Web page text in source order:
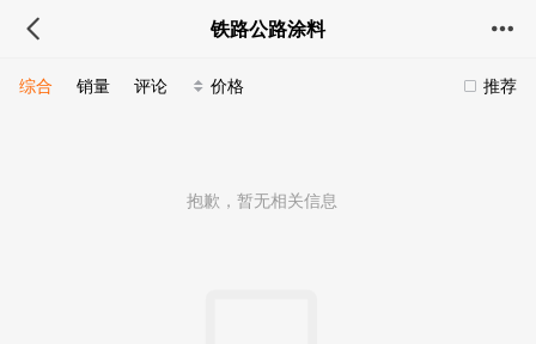
铁路公路涂料
推荐
综合 销量 评论 价格
抱歉，暂无相关信息